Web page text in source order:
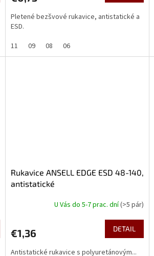
Pletené bezšvové rukavice, antistatické a
ESD.
11
09 08 06
Rukavice ANSELL EDGE ESD 48-140,
antistatické
U Vás do 5-7 prac. dní(>5 pár)
€1,36 DETAIL
Antistatické rukavice s polyuretánovým...